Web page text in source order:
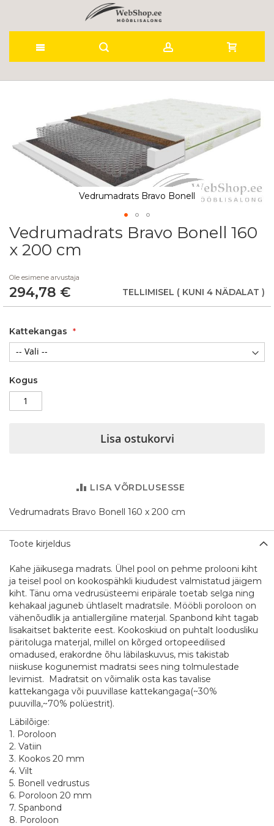
of
Vedrumadrats Bravo Bonell
Skip
to
the
of
the
images
Vedrumadrats Bravo Bonell 160
x 200 cm
Ole esimene arvustaja
294,78 € TELLIMISEL ( KUNI 4 NÄDALAT )
Kattekangas
Kogus
Lisa ostukorvi
LISA VÕRDLUSESSE
Vedrumadrats Bravo Bonell 160 x 200 cm
Toote kirjeldus
Kahe jäikusega madrats. Ühel pool on pehme prolooni kiht
ja teisel pool on kookospähkli kiududest valmistatud jäigem
kiht. Tänu oma vedrusüsteemi eripärale toetab selga ning
kehakaal jaguneb ühtlaselt madratsile. Mööbli poroloon on
vähenõudlik ja antiallergiline materjal. Spanbond kiht tagab
lisakaitset bakterite eest. Kookoskiud on puhtalt loodusliku
päritoluga materjal, millel on kõrged ortopeedilised
omadused, erakordne õhu läbilaskuvus, mis takistab
niiskuse kogunemist madratsi sees ning tolmulestade
levimist. Madratsit on võimalik osta kas tavalise
kattekangaga või puuvillase kattekangaga(~30%
puuvilla,~70% polüestrit).
Läbilõige:
1. Poroloon
2. Vatiin
3. Kookos 20 mm
4. Vilt
5. Bonell vedrustus
6. Poroloon 20 mm
7. Spanbond
8. Poroloon